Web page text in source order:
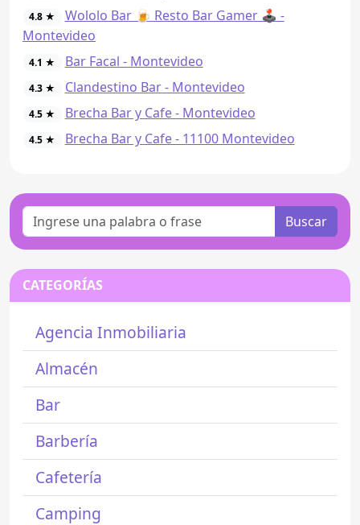
4.8 ★
Wololo Bar 🍺 Resto Bar Gamer 🕹 -
Montevideo
4.1 ★ Bar Facal - Montevideo
4.3 ★ Clandestino Bar - Montevideo
4.5 ★ Brecha Bar y Cafe - Montevideo
4.5 ★ Brecha Bar y Cafe - 11100 Montevideo
Buscar
CATEGORÍAS
Agencia Inmobiliaria
Almacén
Bar
Barbería
Cafetería
Camping